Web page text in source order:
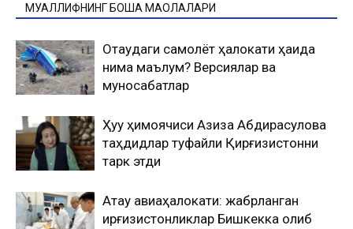
МУАЛЛИФНИНГ БОШҚА МАҚОЛАЛАРИ
Оқтаудаги самолёт ҳалокати ҳақида
нима маълум? Версиялар ва
муносабатлар
Ҳуқуқ ҳимоячиси Азиза Абдирасулова
таҳдидлар туфайли Қирғизистонни
тарк этди
Ақтау авиаҳалокати: жабрланган
қирғизистонликлар Бишкекка олиб